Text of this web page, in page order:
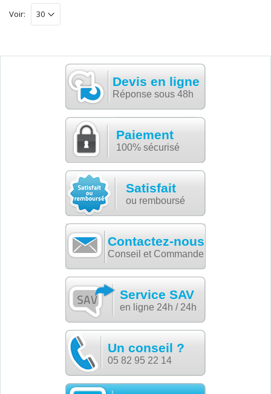
Voir:
Devis en ligne
Réponse sous 48h
Paiement
100% sécurisé
Satisfait
ou remboursé
Contactez-nous
Conseil et Commande
Service SAV
en ligne 24h / 24h
Un conseil ?
05 82 95 22 14